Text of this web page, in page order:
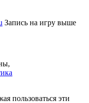
Запись на игру выше
пользоваться эти